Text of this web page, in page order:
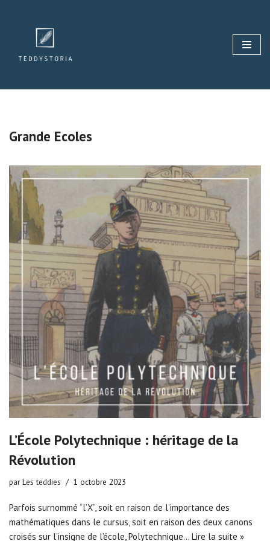
contenu
Grande Ecoles
L’École Polytechnique : héritage de la
Révolution
parLes teddies 1 octobre 2023
Parfois surnommé “l’X”, soit en raison de l’importance des
mathématiques dans le cursus, soit en raison des deux canons
croisés sur l’insigne de l’école, Polytechnique… Lire la suite »